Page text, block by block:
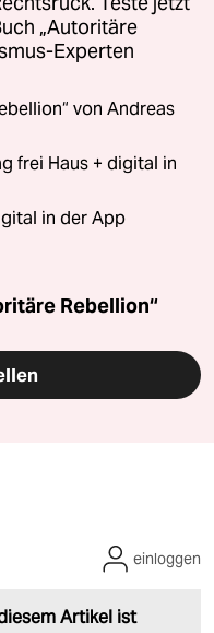
„Autoritäre
Experten
von Andreas
frei Haus + digital in
in der App
Rebellion“
Artikel ist
einloggen